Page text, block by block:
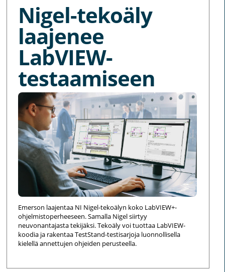
Nigel-tekoäly
laajenee
LabVIEW-
testaamiseen
Emerson laajentaa NI Nigel-tekoälyn koko LabVIEW+-
ohjelmistoperheeseen. Samalla Nigel siirtyy
neuvonantajasta tekijäksi. Tekoäly voi tuottaa LabVIEW-
koodia ja rakentaa TestStand-testisarjoja luonnollisella
kielellä annettujen ohjeiden perusteella.